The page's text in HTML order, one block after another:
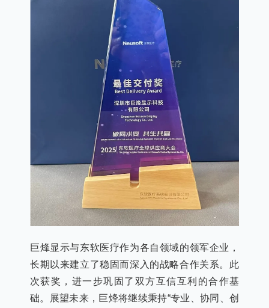
巨烽显示与东软医疗作为各自领域的领军企业，
长期以来建立了稳固而深入的战略合作关系。此
次获奖，进一步巩固了双方互信互利的合作基
础。展望未来，巨烽将继续秉持“专业、协同、创